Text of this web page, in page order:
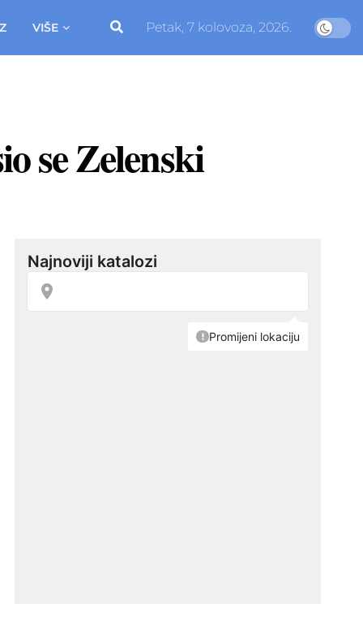
VIŠE Petak, 7 kolovoza, 2026.
se Zelenski